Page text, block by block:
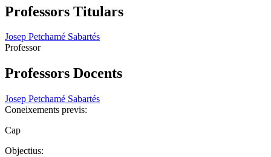
Professors Titulars
Josep Petchamé Sabartés
Professor
Professors Docents
Josep Petchamé Sabartés
Coneixements previs:
Cap
Objectius: